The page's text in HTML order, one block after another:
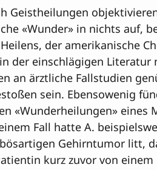
Geistheilungen
«Wunder» in nichts auf,
der amerikanische
der einschlägigen
an ärztliche Fallstudien
sein. Ebensowenig
«Wunderheilungen» eines
Fall hatte A.
Gehirntumor litt,
kurz zuvor von